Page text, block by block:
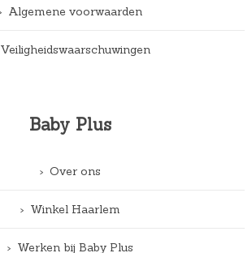
Algemene voorwaarden
Veiligheidswaarschuwingen
Baby Plus
Over ons
Winkel Haarlem
Werken bij Baby Plus